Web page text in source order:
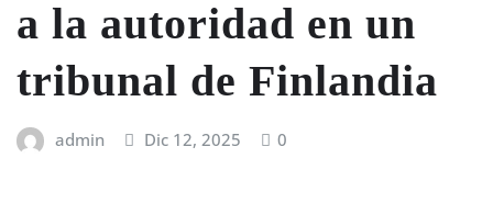
a la autoridad en un
tribunal de Finlandia
admin Dic 12, 2025 0